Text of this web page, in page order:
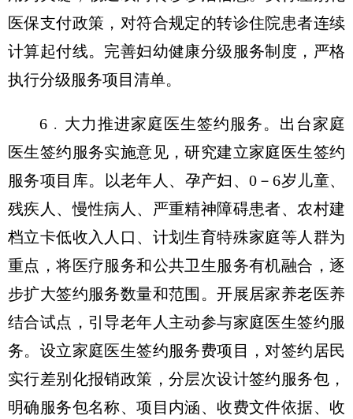
医保支付政策，对符合规定的转诊住院患者连续
计算起付线。完善妇幼健康分级服务制度，严格
执行分级服务项目清单。
6﹒大力推进家庭医生签约服务。出台家庭
医生签约服务实施意见，研究建立家庭医生签约
服务项目库。以老年人、孕产妇、0－6岁儿童、
残疾人、慢性病人、严重精神障碍患者、农村建
档立卡低收入人口、计划生育特殊家庭等人群为
重点，将医疗服务和公共卫生服务有机融合，逐
步扩大签约服务数量和范围。开展居家养老医养
结合试点，引导老年人主动参与家庭医生签约服
务。设立家庭医生签约服务费项目，对签约居民
实行差别化报销政策，分层次设计签约服务包，
明确服务包名称、项目内涵、收费文件依据、收